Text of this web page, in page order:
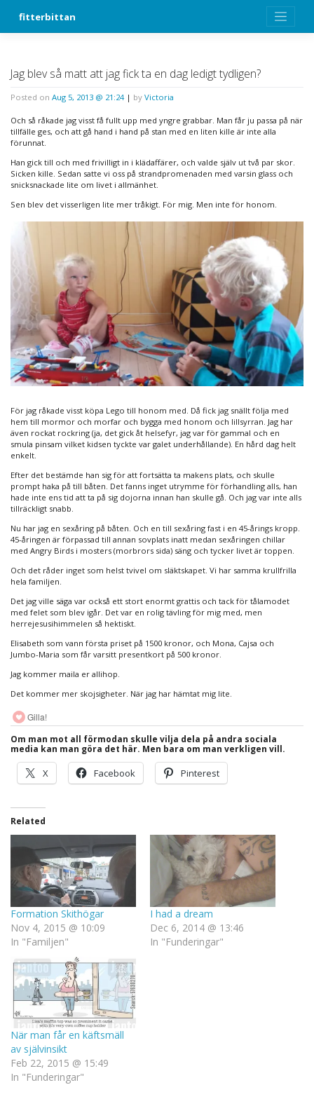
fitterbittan
Jag blev så matt att jag fick ta en dag ledigt tydligen?
Posted on Aug 5, 2013 @ 21:24| by Victoria
Och så råkade jag visst få fullt upp med yngre grabbar. Man får ju passa på när
tillfälle ges, och att gå hand i hand på stan med en liten kille är inte alla
förunnat.
Han gick till och med frivilligt in i klädaffärer, och valde själv ut två par skor.
Sicken kille. Sedan satte vi oss på strandpromenaden med varsin glass och
snicksnackade lite om livet i allmänhet.
Sen blev det visserligen lite mer tråkigt. För mig. Men inte för honom.
För jag råkade visst köpa Lego till honom med. Då fick jag snällt följa med
hem till mormor och morfar och bygga med honom och lillsyrran. Jag har
även rockat rockring (ja, det gick åt helsefyr, jag var för gammal och en
smula pinsam vilket kidsen tyckte var galet underhållande). En hård dag helt
enkelt.
Efter det bestämde han sig för att fortsätta ta makens plats, och skulle
prompt haka på till båten. Det fanns inget utrymme för förhandling alls, han
hade inte ens tid att ta på sig dojorna innan han skulle gå. Och jag var inte alls
tillräckligt snabb.
Nu har jag en sexåring på båten. Och en till sexåring fast i en 45-årings kropp.
45-åringen är förpassad till annan sovplats inatt medan sexåringen chillar
med Angry Birds i mosters (morbrors sida) säng och tycker livet är toppen.
Och det råder inget som helst tvivel om släktskapet. Vi har samma krullfrilla
hela familjen.
Det jag ville säga var också ett stort enormt grattis och tack för tålamodet
med felet som blev igår. Det var en rolig tävling för mig med, men
herrejesusihimmelen så hektiskt.
Elisabeth som vann första priset på 1500 kronor, och Mona, Cajsa och
Jumbo-Maria som får varsitt presentkort på 500 kronor.
Jag kommer maila er allihop.
Det kommer mer skojsigheter. När jag har hämtat mig lite.
Gilla!
Om man mot all förmodan skulle vilja dela på andra sociala
media kan man göra det här. Men bara om man verkligen vill.
X Facebook Pinterest
Related
Formation Skithögar
Nov 4, 2015 @ 10:09
In "Familjen"
I had a dream
Dec 6, 2014 @ 13:46
In "Funderingar"
När man får en käftsmäll
av självinsikt
Feb 22, 2015 @ 15:49
In "Funderingar"